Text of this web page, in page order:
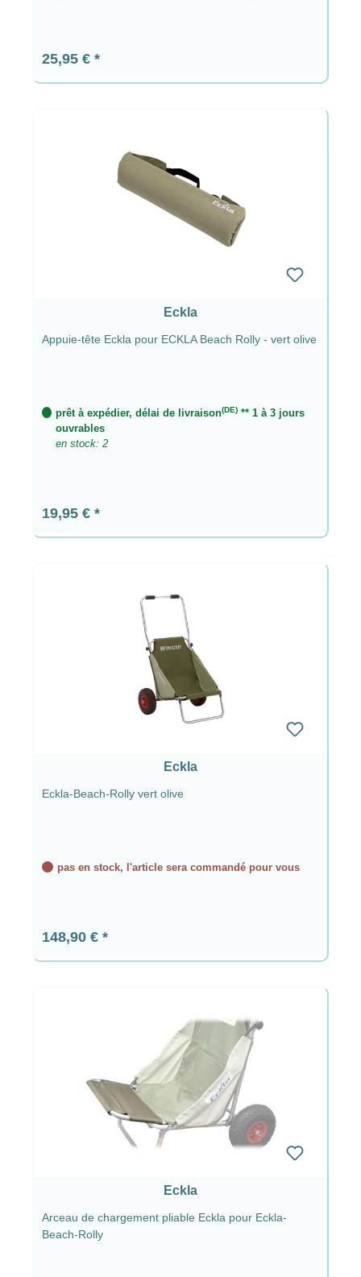
Prix régulier :
25,95 €
Eckla
Appuie-tête Eckla pour ECKLA Beach Rolly - vert olive
prêt à expédier, délai de livraison(DE) ** 1 à 3 jours
ouvrables
en stock: 2
Prix régulier :
19,95 €
Eckla
Eckla-Beach-Rolly vert olive
pas en stock, l'article sera commandé pour vous
Prix régulier :
148,90 €
Eckla
Arceau de chargement pliable Eckla pour Eckla-
Beach-Rolly